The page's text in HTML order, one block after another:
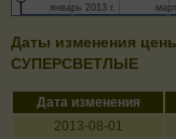
январь 2013 г.
январь 2013 г.
Даты изменения
СУПЕРСВЕТЛЫЕ
Дата изменения
2013-08-01